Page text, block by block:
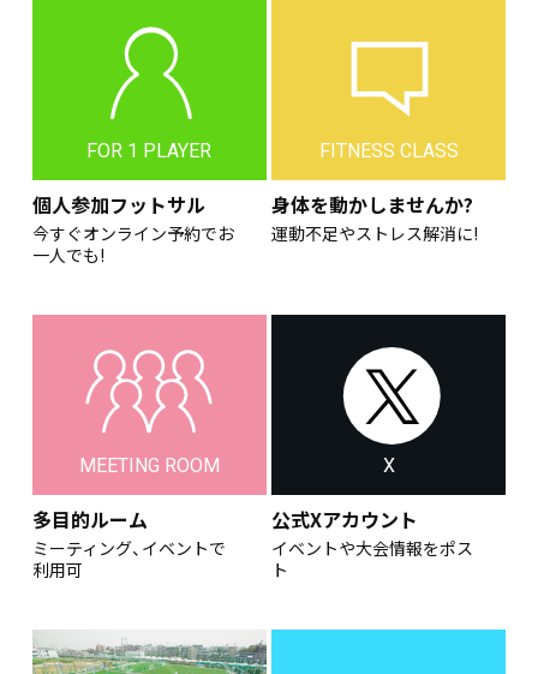
FOR 1 PLAYER
個人参加フットサル
今すぐオンライン予約でお
一人でも!
FITNESS CLASS
身体を動かしませんか?
運動不足やストレス解消に!
MEETING ROOM
多目的ルーム
ミーティング、イベントで
利用可
X
公式Xアカウント
イベントや大会情報をポス
ト